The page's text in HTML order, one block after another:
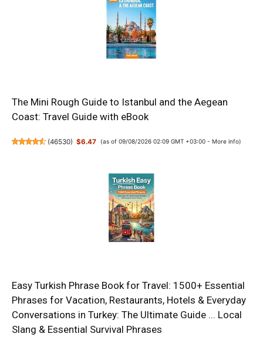
The Mini Rough Guide to Istanbul and the Aegean
Coast: Travel Guide with eBook
(46530) $6.47 (as of 09/08/2026 02:09 GMT +03:00 - More info)
Easy Turkish Phrase Book for Travel: 1500+ Essential
Phrases for Vacation, Restaurants, Hotels & Everyday
Conversations in Turkey: The Ultimate Guide ... Local
Slang & Essential Survival Phrases